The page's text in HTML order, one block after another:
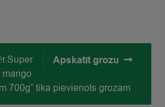
Apskatīt grozu
700g” tika pievienots grozam